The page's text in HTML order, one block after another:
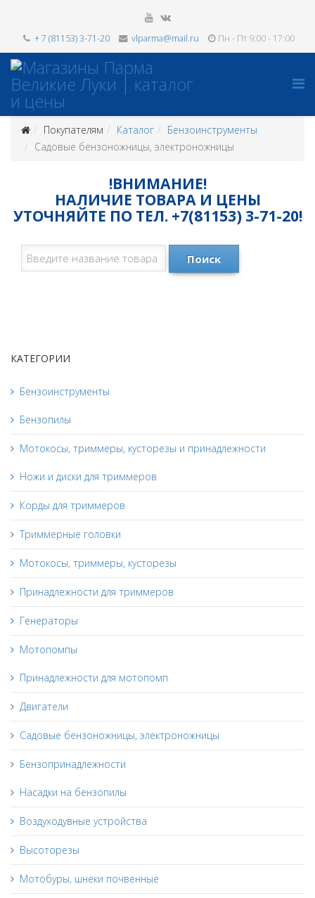
+ 7 (81153) 3-71-20 vlparma@mail.ru Пн - Пт 9:00 - 17:00
Покупателям Каталог
Бензоинструменты
Садовые бензоножницы, электроножницы
!ВНИМАНИЕ!
НАЛИЧИЕ ТОВАРА И ЦЕНЫ
УТОЧНЯЙТЕ ПО ТЕЛ. +7(81153) 3-71-20!
Поиск
КАТЕГОРИИ
Бензоинструменты
Бензопилы
Мотокосы, триммеры, кусторезы и принадлежности
Ножи и диски для триммеров
Корды для триммеров
Триммерные головки
Мотокосы, триммеры, кусторезы
Принадлежности для триммеров
Генераторы
Мотопомпы
Принадлежности для мотопомп
Двигатели
Садовые бензоножницы, электроножницы
Бензопринадлежности
Насадки на бензопилы
Воздуходувные устройства
Высоторезы
Мотобуры, шнеки почвенные